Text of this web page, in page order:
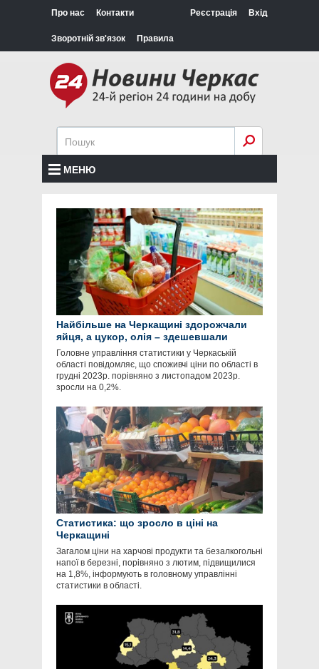
Про нас Контакти
Зворотній зв'язок Правила
Реєстрація Вхід
МЕНЮ
Найбільше на Черкащині здорожчали
яйця, а цукор, олія – здешевшали
Головне управління статистики у Черкаській
області повідомляє, що споживчі ціни по області в
грудні 2023р. порівняно з листопадом 2023р.
зросли на 0,2%.
Статистика: що зросло в ціні на
Черкащині
Загалом ціни на харчові продукти та безалкогольні
напої в березні, порівняно з лютим, підвищилися
на 1,8%, інформують в головному управлінні
статистики в області.